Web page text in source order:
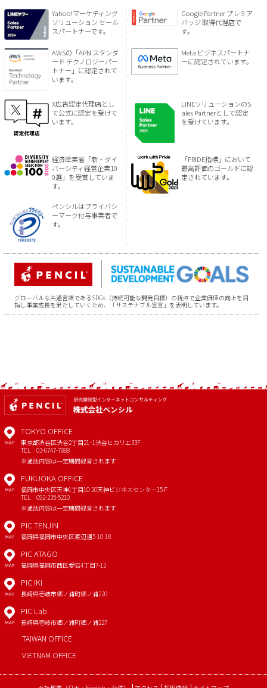
Yahoo!マーケティング
ソリューション セール
スパートナーです。
Google Partner プレミア
バッジ 取得代理店で
す。
AWSの「APN スタンダ
ード テクノロジーパー
トナー」に認定されて
います。
Meta ビジネスパートナ
ーに認定されています。
X広告認定代理店とし
て公式に認定を受けて
います。
LINEソリューションのS
ales Partnerとして認定
を受けています。
経済産業省「新・ダイ
バーシティ経営企業10
0選」を受賞していま
す。
「PRIDE指標」において
最高評価のゴールドに認
定されています。
ペンシルはプライバシ
ーマーク付与事業者で
す。
グローバルな共通言語であるSDGs（持続可能な開発目標）の視点で企業価値の向上を目
指し事業成長を果たしていくため、「サステナブル宣言」を表明しています。
MAP
TOKYO OFFICE
東京都渋谷区渋谷2丁目21−1渋谷ヒカリエ33F
TEL：03-6747-7888
※通話内容は一定期間録音されます
MAP
FUKUOKA OFFICE
福岡市中央区天神1丁目10-20天神ビジネスセンター15Ｆ
TEL：092-235-5210
※通話内容は一定期間録音されます
MAP
PIC TENJIN
福岡県福岡市中央区渡辺通5-10-18
MAP
PIC ATAGO
福岡県福岡市西区愛宕4丁目7-12
MAP
PIC IKI
長崎県壱岐市郷ノ浦町郷ノ浦220
MAP
PIC Lab.
長崎県壱岐市郷ノ浦町郷ノ浦227
TAIWAN OFFICE
VIETNAM OFFICE